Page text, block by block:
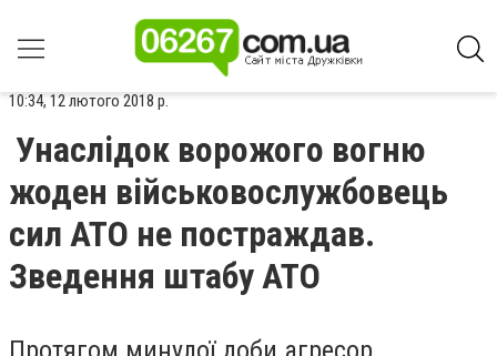
10:34, 12 лютого 2018 р.
Унаслідок ворожого вогню
жоден військовослужбовець
сил АТО не постраждав.
Зведення штабу АТО